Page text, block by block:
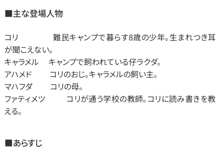
■主な登場人物
コリ　　　　 難民キャンプで暮らす8歳の少年。生まれつき耳
が聞こえない。
キャラメル　 キャンプで飼われている仔ラクダ。
アハメド　　 コリのおじ。キャラメルの飼い主。
マハフダ　　 コリの母。
ファティメツ　      コリが通う学校の教師。コリに読み書きを教
える。
■あらすじ